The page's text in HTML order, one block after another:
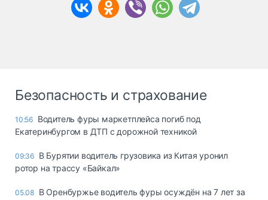
Безопасность и страхование
10:56 Водитель фуры маркетплейса погиб под
Екатеринбургом в ДТП с дорожной техникой
09:36 В Бурятии водитель грузовика из Китая уронил
ротор на трассу «Байкал»
05.08 В Оренбуржье водитель фуры осуждён на 7 лет за